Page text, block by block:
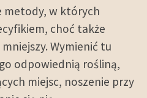
metody, w których
choć także
Wymienić tu
odpowiednią rośliną,
miejsc, noszenie przy